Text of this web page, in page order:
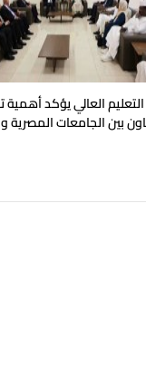
التعليم العالي يؤكد
بين الجامعات المصرية